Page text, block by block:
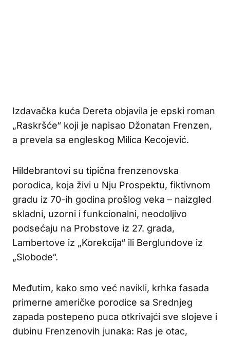
Izdavačka kuća Dereta objavila je epski roman
„Raskršće“ koji je napisao Džonatan Frenzen,
a prevela sa engleskog Milica Kecojević.
Hildebrantovi su tipična frenzenovska
porodica, koja živi u Nju Prospektu, fiktivnom
gradu iz 70-ih godina prošlog veka – naizgled
skladni, uzorni i funkcionalni, neodoljivo
podsećaju na Probstove iz 27. grada,
Lambertove iz „Korekcija“ ili Berglundove iz
„Slobode“.
Međutim, kako smo već navikli, krhka fasada
primerne američke porodice sa Srednjeg
zapada postepeno puca otkrivajći sve slojeve i
dubinu Frenzenovih junaka: Ras je otac,